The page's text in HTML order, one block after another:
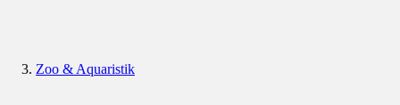
Zoo & Aquaristik